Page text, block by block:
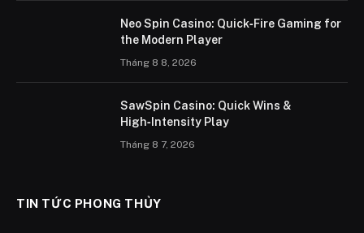
Neo Spin Casino: Quick‑Fire Gaming for
the Modern Player
Tháng 8 8, 2026
SawSpin Casino: Quick Wins &
High‑Intensity Play
Tháng 8 7, 2026
TIN TỨC PHONG THỦY